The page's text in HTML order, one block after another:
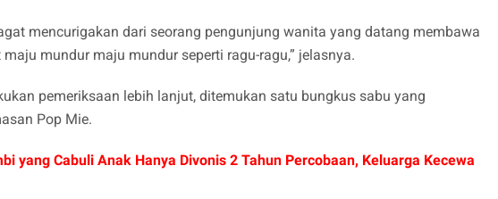
mencurigakan dari seorang pengunjung wanita yang datang membawa
mundur maju mundur seperti ragu-ragu,” jelasnya.
pemeriksaan lebih lanjut, ditemukan satu bungkus sabu yang
Pop Mie.
yang Cabuli Anak Hanya Divonis 2 Tahun Percobaan, Keluarga Kecewa